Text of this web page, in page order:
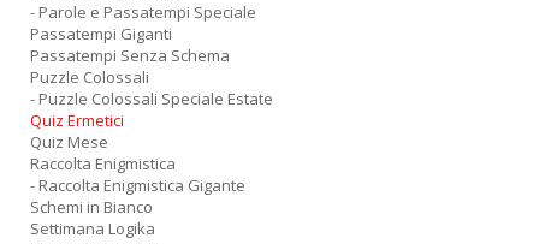
- Parole e Passatempi Speciale
Passatempi Giganti
Passatempi Senza Schema
Puzzle Colossali
- Puzzle Colossali Speciale Estate
Quiz Ermetici
Quiz Mese
Raccolta Enigmistica
- Raccolta Enigmistica Gigante
Schemi in Bianco
Settimana Logika